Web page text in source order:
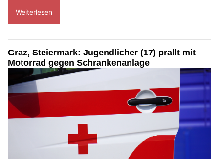
Weiterlesen
Graz, Steiermark: Jugendlicher (17) prallt mit
Motorrad gegen Schrankenanlage